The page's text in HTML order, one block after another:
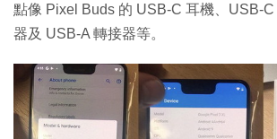
點像 Pixel Buds 的 USB-C 耳機、USB-
器及 USB-A 轉接器等。